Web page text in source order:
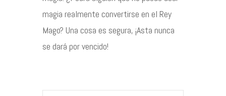
magia realmente convertirse en el Rey
Mago? Una cosa es segura, ¡Asta nunca
se dará por vencido!